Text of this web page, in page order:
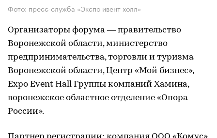
Фото: пресс-служба «Экспо ивент холл»
Организаторы форума — правительство
Воронежской области, министерство
предпринимательства, торговли и туризма
Воронежской области, Центр «Мой бизнес»,
Expo Event Hall Группы компаний Хамина,
воронежское областное отделение «Опора
России».